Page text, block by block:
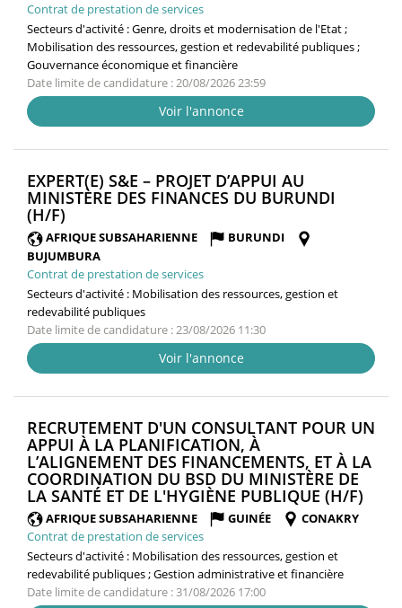
Contrat de prestation de services
Secteurs d'activité :Genre, droits et modernisation de l'Etat ;
Mobilisation des ressources, gestion et redevabilité publiques ;
Gouvernance économique et financière
Date limite de candidature : 20/08/2026 23:59
Voir l'annonce
EXPERT(E) S&E – PROJET D’APPUI AU
MINISTÈRE DES FINANCES DU BURUNDI
(H/F)
FENÊTRE)
AFRIQUE SUBSAHARIENNE
BURUNDI
BUJUMBURA
Contrat de prestation de services
Secteurs d'activité : Mobilisation des ressources, gestion et
redevabilité publiques
Date limite de candidature : 23/08/2026 11:30
Voir l'annonce
RECRUTEMENT D'UN CONSULTANT POUR UN
APPUI À LA PLANIFICATION, À
L’ALIGNEMENT DES FINANCEMENTS, ET À LA
COORDINATION DU BSD DU MINISTÈRE DE
LA SANTÉ ET DE L'HYGIÈNE PUBLIQUE (H/F)
AFRIQUE SUBSAHARIENNE GUINÉE
CONAKRY
Contrat de prestation de services
Secteurs d'activité : Mobilisation des ressources, gestion et
redevabilité publiques ; Gestion administrative et financière
Date limite de candidature : 31/08/2026 17:00